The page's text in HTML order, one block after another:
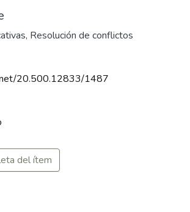
, Resolución de conflictos
20.500.12833/1487
del ítem